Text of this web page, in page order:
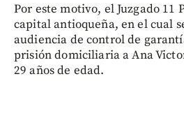
Por este motivo, el Juzgado 11
capital antioqueña, en el cual
audiencia de control de
prisión domiciliaria a Ana
29 años de edad.